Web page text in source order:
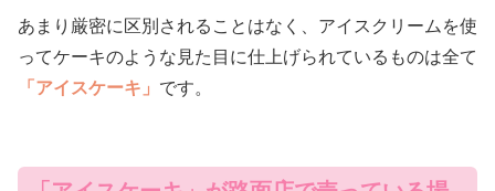
あまり厳密に区別されることはなく、アイスクリームを使
ってケーキのような見た目に仕上げられているものは全て
「アイスケーキ」 です。